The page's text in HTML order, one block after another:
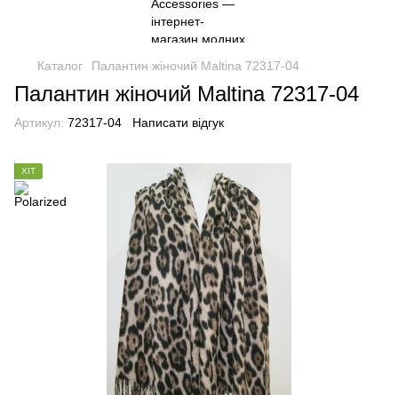
Каталог Палантин жіночий Maltina 72317-04
Палантин жіночий Maltina 72317-04
Артикул: 72317-04 Написати відгук
ХІТ